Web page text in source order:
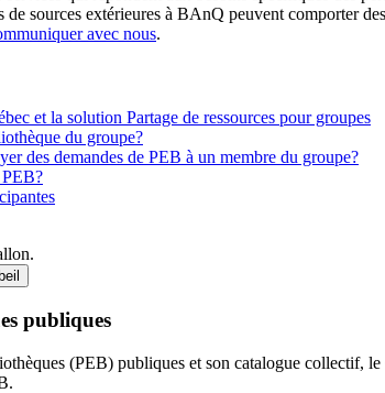
de sources extérieures à BAnQ peuvent comporter
avec nous.
et la solution Partage de ressources pour groupes
du groupe?
des demandes de PEB à un membre du groupe?
PEB?
publiques
(PEB) publiques et son catalogue collectif,